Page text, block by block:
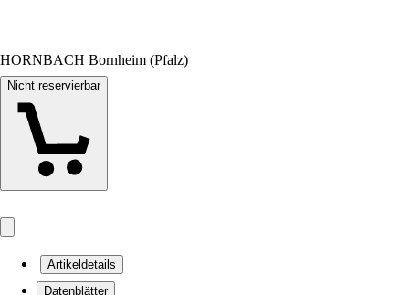
HORNBACH Bornheim (Pfalz)
Nicht reservierbar
Artikeldetails
Datenblätter